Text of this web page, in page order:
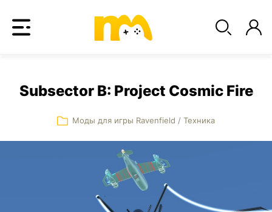
Subsector B: Project Cosmic Fire
Моды для игры Ravenfield / Техника